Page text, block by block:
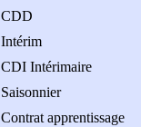
CDD
Intérim
CDI Intérimaire
Saisonnier
Contrat apprentissage